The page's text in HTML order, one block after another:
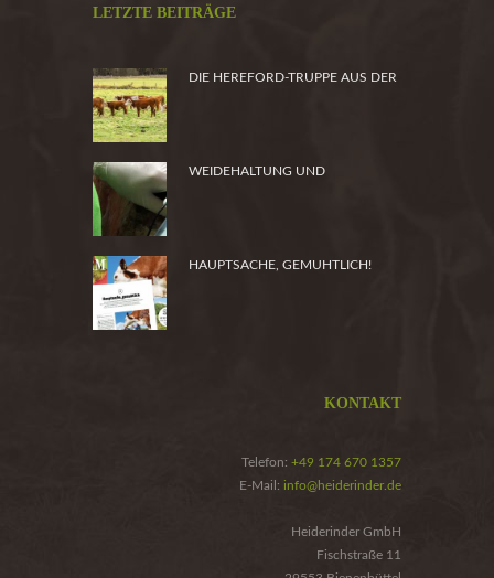
LETZTE BEITRÄGE
DIE HEREFORD-TRUPPE AUS DER
WEIDEHALTUNG UND
HAUPTSACHE, GEMUHTLICH!
KONTAKT
Telefon: +49 174 670 1357
E-Mail: info@heiderinder.de
Heiderinder GmbH
Fischstraße 11